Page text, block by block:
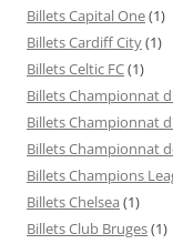
Billets Capital One(1)
Billets Cardiff City(1)
Billets Celtic FC(1)
Billets Championnat
Billets Championnat
Billets Championnat
Billets Champions
Billets Chelsea (1)
Billets Club Bruges(1)